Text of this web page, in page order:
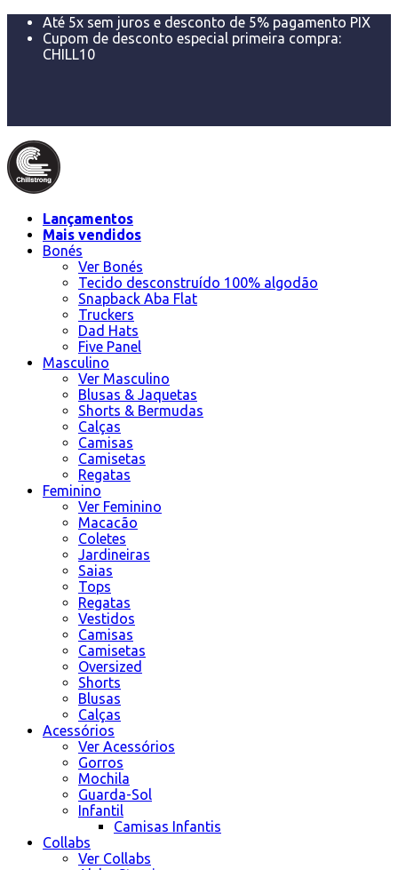
Até 5x sem juros e desconto de 5% pagamento PIX
Cupom de desconto especial primeira compra:
CHILL10
Lançamentos
Mais vendidos
Bonés
Ver Bonés
Tecido desconstruído 100% algodão
Snapback Aba Flat
Truckers
Dad Hats
Five Panel
Masculino
Ver Masculino
Blusas & Jaquetas
Shorts & Bermudas
Calças
Camisas
Camisetas
Regatas
Feminino
Ver Feminino
Macacão
Coletes
Jardineiras
Saias
Tops
Regatas
Vestidos
Camisas
Camisetas
Oversized
Shorts
Blusas
Calças
Acessórios
Ver Acessórios
Gorros
Mochila
Guarda-Sol
Infantil
Camisas Infantis
Collabs
Ver Collabs